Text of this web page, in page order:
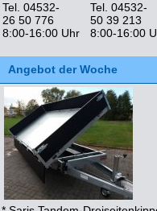
Tel. 04532-
26 50 776
8:00-16:00 Uhr
Tel. 04532-
50 39 213
8:00-16:00
Angebot der Woche